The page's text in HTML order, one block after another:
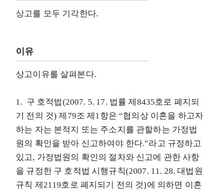
상고를 모두 기각한다.
이유
상고이유를 살펴본다.
1. 구 호적법(2007. 5. 17. 법률 제8435호로 폐지되
기 전의 것) 제79조 제1항은 “협의상 이혼을 하고자
하는 자는 본적지 또는 주소지를 관할하는 가정법
원의 확인을 받아 신고하여야 한다.”라고 규정하고
있고, 가정법원의 확인의 절차와 신고에 관한 사항
을 규정한 구 호적법 시행규칙(2007. 11. 28. 대법원
규칙 제2119호로 폐지되기 전의 것)에 의하면 이혼